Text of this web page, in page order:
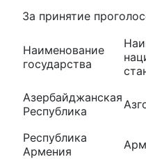
За принятие
Наименование
государства
Азербайджанская
Республика
Республика
Армения